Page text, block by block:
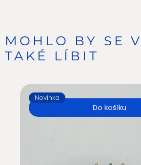
Do košíku
Novinka
MOHLO BY SE
TAKÉ LÍBIT